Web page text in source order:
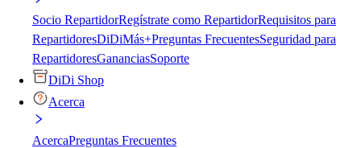
Socio RepartidorRegístrate como RepartidorRequisitos para
RepartidoresDiDiMás+Preguntas FrecuentesSeguridad para
RepartidoresGananciasSoporte
DiDi Shop
Acerca
AcercaPreguntas Frecuentes